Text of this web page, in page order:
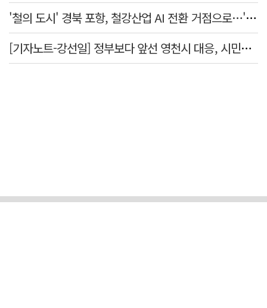
'철의 도시' 경북 포항, 철강산업 AI 전환 거점으로…'AI 융합실증허브' 구축
[기자노트-강선일] 정부보다 앞선 영천시 대응, 시민보다 앞서선 안된다